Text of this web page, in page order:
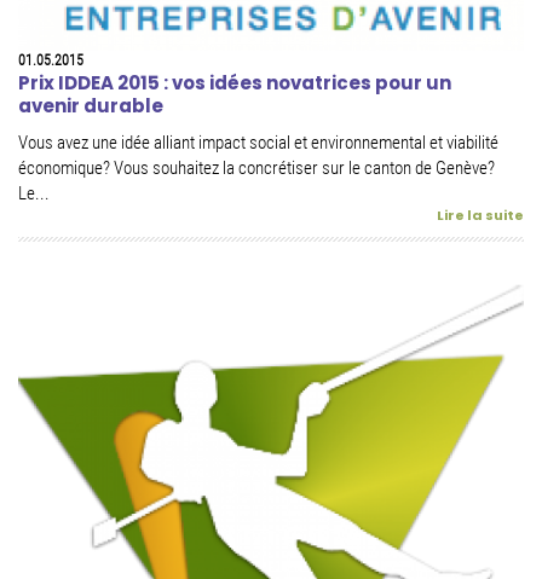
01.05.2015
Prix IDDEA 2015 : vos idées novatrices pour un
avenir durable
Vous avez une idée alliant impact social et environnemental et viabilité
économique? Vous souhaitez la concrétiser sur le canton de Genève?
Le...
Lire la suite